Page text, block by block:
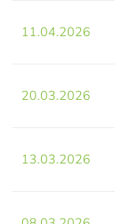
11.04.2026
20.03.2026
13.03.2026